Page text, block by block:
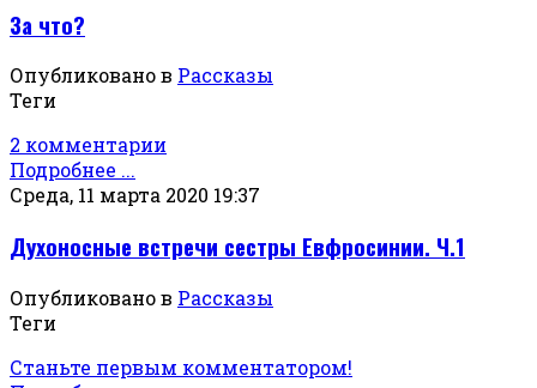
За что?
Опубликовано в Рассказы
Теги
2 комментарии
Подробнее ...
Среда, 11 марта 2020 19:37
Духоносные встречи сестры Евфросинии. Ч.1
Опубликовано в Рассказы
Теги
Станьте первым комментатором!